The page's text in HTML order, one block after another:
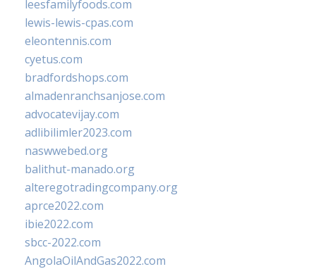
leesfamilyfoods.com
lewis-lewis-cpas.com
eleontennis.com
cyetus.com
bradfordshops.com
almadenranchsanjose.com
advocatevijay.com
adlibilimler2023.com
naswwebed.org
balithut-manado.org
alteregotradingcompany.org
aprce2022.com
ibie2022.com
sbcc-2022.com
AngolaOilAndGas2022.com